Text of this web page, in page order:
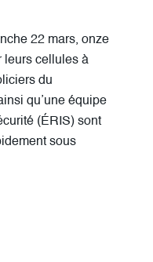
22 mars, onze
leurs cellules à
du
qu’une équipe
(ÉRIS) sont
sous